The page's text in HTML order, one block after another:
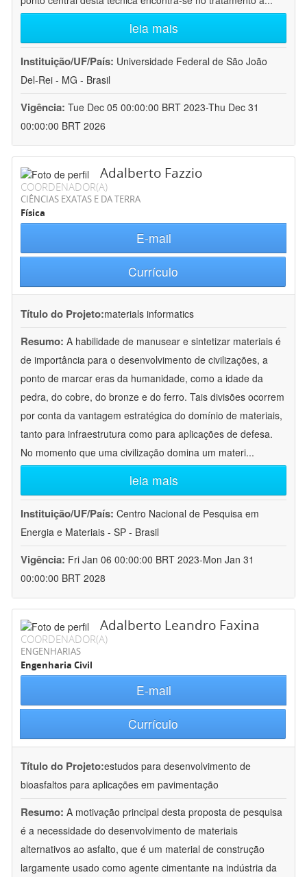
leia mais
Instituição/UF/País: Universidade Federal de São João
Del-Rei - MG - Brasil
Vigência: Tue Dec 05 00:00:00 BRT 2023-Thu Dec 31
00:00:00 BRT 2026
Adalberto Fazzio
COORDENADOR(A)
CIÊNCIAS EXATAS E DA TERRA
Física
E-mail
Currículo
Título do Projeto:materials informatics
Resumo: A habilidade de manusear e sintetizar materiais é
de importância para o desenvolvimento de civilizações, a
ponto de marcar eras da humanidade, como a idade da
pedra, do cobre, do bronze e do ferro. Tais divisões ocorrem
por conta da vantagem estratégica do domínio de materiais,
tanto para infraestrutura como para aplicações de defesa.
No momento que uma civilização domina um materi...
leia mais
Instituição/UF/País: Centro Nacional de Pesquisa em
Energia e Materiais - SP - Brasil
Vigência: Fri Jan 06 00:00:00 BRT 2023-Mon Jan 31
00:00:00 BRT 2028
Adalberto Leandro Faxina
COORDENADOR(A)
ENGENHARIAS
Engenharia Civil
E-mail
Currículo
Título do Projeto:estudos para desenvolvimento de
bioasfaltos para aplicações em pavimentação
Resumo: A motivação principal desta proposta de pesquisa
é a necessidade do desenvolvimento de materiais
alternativos ao asfalto, que é um material de construção
largamente usado como agente cimentante na indústria da